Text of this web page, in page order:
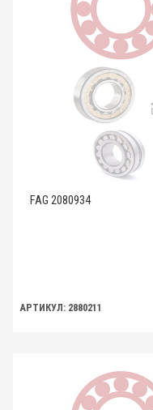
FAG 2080934
АРТИКУЛ: 2880211